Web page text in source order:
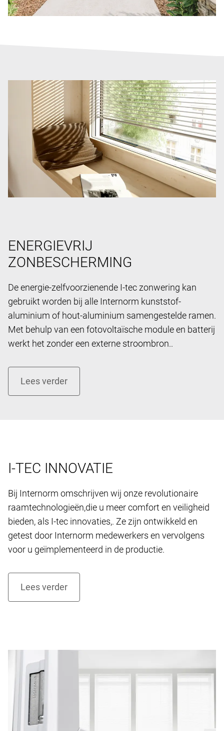
ENERGIEVRIJ
ZONBESCHERMING
De energie-zelfvoorzienende I-tec zonwering kan
gebruikt worden bij alle Internorm kunststof-
aluminium of hout-aluminium samengestelde ramen.
Met behulp van een fotovoltaïsche module en batterij
werkt het zonder een externe stroombron..
I-TEC INNOVATIE
Bij Internorm omschrijven wij onze revolutionaire
raamtechnologieën,die u meer comfort en veiligheid
bieden, als I-tec innovaties,. Ze zijn ontwikkeld en
getest door Internorm medewerkers en vervolgens
voor u geïmplementeerd in de productie.